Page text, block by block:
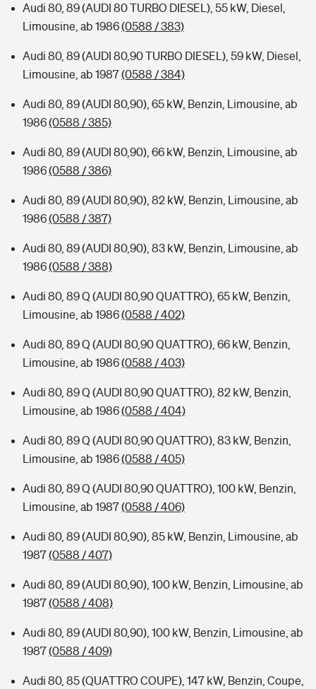
Audi 80, 89 (AUDI 80 TURBO DIESEL), 55 kW, Diesel,
Limousine, ab 1986(0588 / 383)
Audi 80, 89 (AUDI 80,90 TURBO DIESEL), 59 kW, Diesel,
Limousine, ab 1987(0588 / 384)
Audi 80, 89 (AUDI 80,90), 65 kW, Benzin, Limousine, ab
1986(0588 / 385)
Audi 80, 89 (AUDI 80,90), 66 kW, Benzin, Limousine, ab
1986(0588 / 386)
Audi 80, 89 (AUDI 80,90), 82 kW, Benzin, Limousine, ab
1986(0588 / 387)
Audi 80, 89 (AUDI 80,90), 83 kW, Benzin, Limousine, ab
1986(0588 / 388)
Audi 80, 89 Q (AUDI 80,90 QUATTRO), 65 kW, Benzin,
Limousine, ab 1986(0588 / 402)
Audi 80, 89 Q (AUDI 80,90 QUATTRO), 66 kW, Benzin,
Limousine, ab 1986(0588 / 403)
Audi 80, 89 Q (AUDI 80,90 QUATTRO), 82 kW, Benzin,
Limousine, ab 1986(0588 / 404)
Audi 80, 89 Q (AUDI 80,90 QUATTRO), 83 kW, Benzin,
Limousine, ab 1986(0588 / 405)
Audi 80, 89 Q (AUDI 80,90 QUATTRO), 100 kW, Benzin,
Limousine, ab 1987(0588 / 406)
Audi 80, 89 (AUDI 80,90), 85 kW, Benzin, Limousine, ab
1987(0588 / 407)
Audi 80, 89 (AUDI 80,90), 100 kW, Benzin, Limousine, ab
1987(0588 / 408)
Audi 80, 89 (AUDI 80,90), 100 kW, Benzin, Limousine, ab
1987(0588 / 409)
Audi 80, 85 (QUATTRO COUPE), 147 kW, Benzin, Coupe,